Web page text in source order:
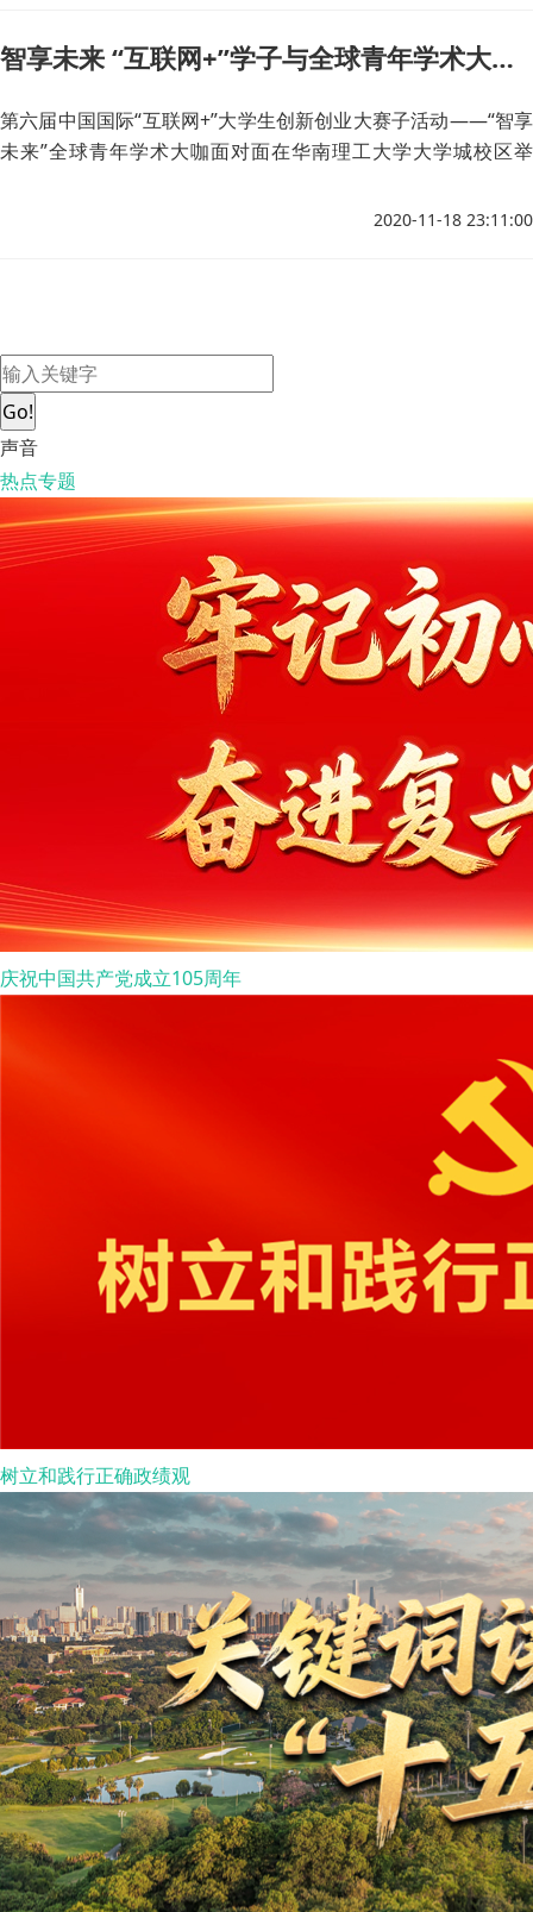
智享未来 “互联网+”学子与全球青年学术大咖面对面
第六届中国国际“互联网+”大学生创新创业大赛子活动——“智享
未来”全球青年学术大咖面对面在华南理工大学大学城校区举
2020-11-18 23:11:00
Go!
声音
热点专题
庆祝中国共产党成立105周年
树立和践行正确政绩观